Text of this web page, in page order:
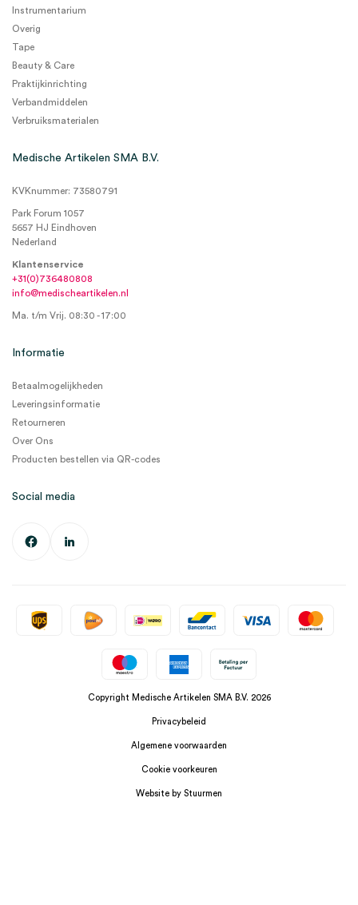
Instrumentarium
Overig
Tape
Beauty & Care
Praktijkinrichting
Verbandmiddelen
Verbruiksmaterialen
Medische Artikelen SMA B.V.
KVKnummer: 73580791
Park Forum 1057
5657 HJ Eindhoven
Nederland
Klantenservice
+31(0)736480808
info@medischeartikelen.nl
Ma. t/m Vrij. 08:30 - 17:00
Informatie
Betaalmogelijkheden
Leveringsinformatie
Retourneren
Over Ons
Producten bestellen via QR-codes
Social media
Copyright Medische Artikelen SMA B.V. 2026
Privacybeleid
Algemene voorwaarden
Cookie voorkeuren
Website by Stuurmen